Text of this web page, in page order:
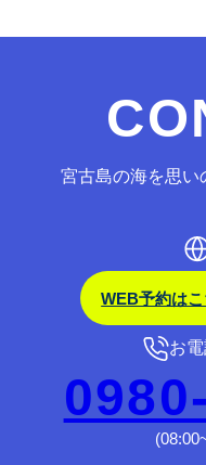
宮古島の海を思い
WEB予約は
お